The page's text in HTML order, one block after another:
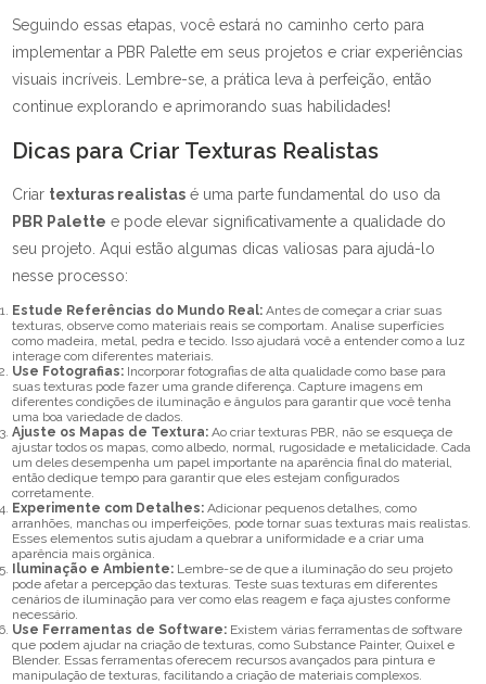
Seguindo essas etapas, você estará no caminho certo para
implementar a PBR Palette em seus projetos e criar experiências
visuais incríveis. Lembre-se, a prática leva à perfeição, então
continue explorando e aprimorando suas habilidades!
Dicas para Criar Texturas Realistas
Criar texturas realistas é uma parte fundamental do uso da
PBR Palette e pode elevar significativamente a qualidade do
seu projeto. Aqui estão algumas dicas valiosas para ajudá-lo
nesse processo:
Estude Referências do Mundo Real: Antes de começar a criar suas
texturas, observe como materiais reais se comportam. Analise superfícies
como madeira, metal, pedra e tecido. Isso ajudará você a entender como a luz
interage com diferentes materiais.
Use Fotografias: Incorporar fotografias de alta qualidade como base para
suas texturas pode fazer uma grande diferença. Capture imagens em
diferentes condições de iluminação e ângulos para garantir que você tenha
uma boa variedade de dados.
Ajuste os Mapas de Textura: Ao criar texturas PBR, não se esqueça de
ajustar todos os mapas, como albedo, normal, rugosidade e metalicidade. Cada
um deles desempenha um papel importante na aparência final do material,
então dedique tempo para garantir que eles estejam configurados
corretamente.
Experimente com Detalhes: Adicionar pequenos detalhes, como
arranhões, manchas ou imperfeições, pode tornar suas texturas mais realistas.
Esses elementos sutis ajudam a quebrar a uniformidade e a criar uma
aparência mais orgânica.
Iluminação e Ambiente: Lembre-se de que a iluminação do seu projeto
pode afetar a percepção das texturas. Teste suas texturas em diferentes
cenários de iluminação para ver como elas reagem e faça ajustes conforme
necessário.
Use Ferramentas de Software: Existem várias ferramentas de software
que podem ajudar na criação de texturas, como Substance Painter, Quixel e
Blender. Essas ferramentas oferecem recursos avançados para pintura e
manipulação de texturas, facilitando a criação de materiais complexos.